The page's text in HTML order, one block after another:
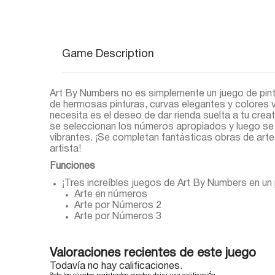
Game Description
Art By Numbers no es simplemente un juego de
de hermosas pinturas, curvas elegantes y colores
necesita es el deseo de dar rienda suelta a tu
se seleccionan los números apropiados y luego
vibrantes. ¡Se completan fantásticas obras de
artista!
Funciones
¡Tres increíbles juegos de Art By Numbers en
Arte en números
Arte por Números 2
Arte por Números 3
Valoraciones recientes de este juego
Todavía no hay calificaciones.